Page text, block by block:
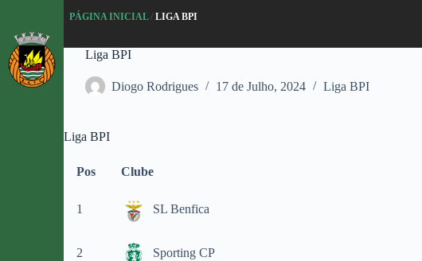
l
a
r
p
PÁGINA INICIAL/LIGA BPI
Liga BPI
Diogo Rodrigues 17 de Julho, 2024 Liga BPI
Liga BPI
Pos Clube
1 SL Benfica
2 Sporting CP